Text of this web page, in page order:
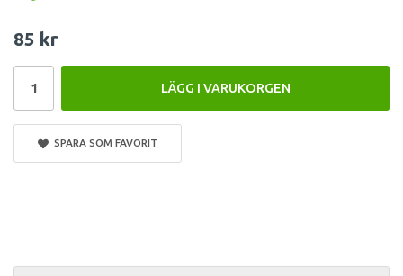
85 kr
LÄGG I VARUKORGEN
SPARA SOM FAVORIT